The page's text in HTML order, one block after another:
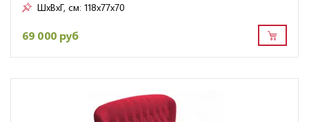
ШxВxГ, см: 118x77x70
69 000 руб